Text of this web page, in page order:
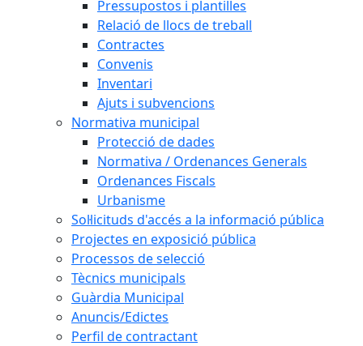
Pressupostos i plantilles
Relació de llocs de treball
Contractes
Convenis
Inventari
Ajuts i subvencions
Normativa municipal
Protecció de dades
Normativa / Ordenances Generals
Ordenances Fiscals
Urbanisme
Sol·licituds d'accés a la informació pública
Projectes en exposició pública
Processos de selecció
Tècnics municipals
Guàrdia Municipal
Anuncis/Edictes
Perfil de contractant